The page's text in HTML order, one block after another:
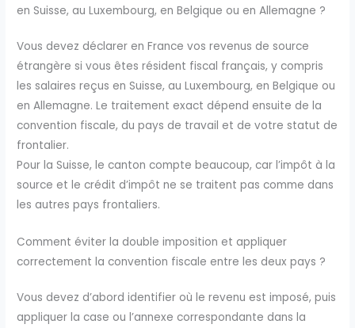
en Suisse, au Luxembourg, en Belgique ou en Allemagne ?
Vous devez déclarer en France vos revenus de source
étrangère si vous êtes résident fiscal français, y compris
les salaires reçus en Suisse, au Luxembourg, en Belgique ou
en Allemagne. Le traitement exact dépend ensuite de la
convention fiscale, du pays de travail et de votre statut de
frontalier.
Pour la Suisse, le canton compte beaucoup, car l’impôt à la
source et le crédit d’impôt ne se traitent pas comme dans
les autres pays frontaliers.
Comment éviter la double imposition et appliquer
correctement la convention fiscale entre les deux pays ?
Vous devez d’abord identifier où le revenu est imposé, puis
appliquer la case ou l’annexe correspondante dans la